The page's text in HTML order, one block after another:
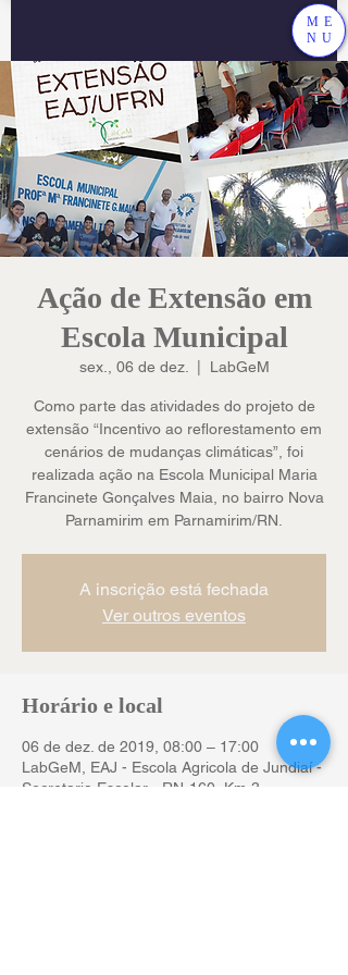
ME
NU
Ação de Extensão em
Escola Municipal
sex., 06 de dez. LabGeM
Como parte das atividades do projeto de
extensão “Incentivo ao reflorestamento em
cenários de mudanças climáticas”, foi
realizada ação na Escola Municipal Maria
Francinete Gonçalves Maia, no bairro Nova
Parnamirim em Parnamirim/RN.
A inscrição está fechada
Ver outros eventos
Horário e local
06 de dez. de 2019, 08:00 – 17:00
LabGeM, EAJ - Escola Agricola de Jundiaí -
Secretaria Escolar - RN-160, Km 3 -